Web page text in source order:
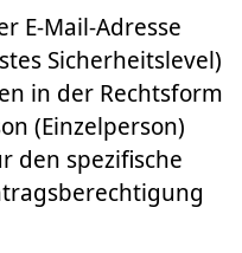
E-Mail-Adresse
Sicherheitslevel)
in der Rechtsform
(Einzelperson)
den spezifische